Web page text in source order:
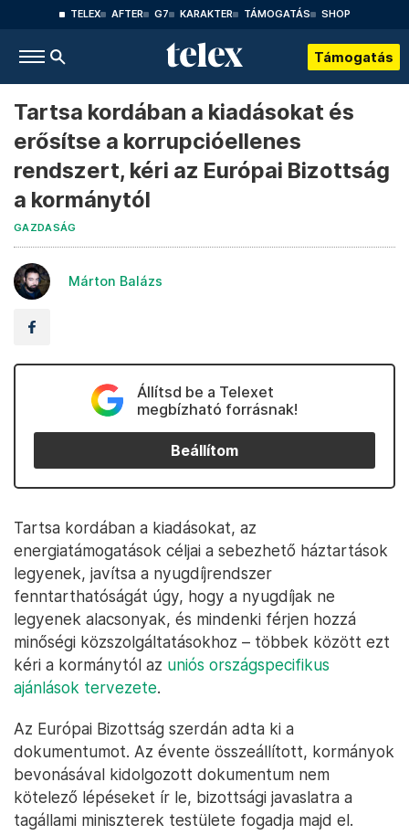
TELEX AFTER G7 KARAKTER TÁMOGATÁS SHOP
Támogatás
Tartsa kordában a kiadásokat és
erősítse a korrupcióellenes
rendszert, kéri az Európai Bizottság
a kormánytól
GAZDASÁG
Márton Balázs
Állítsd be a Telexet
megbízható forrásnak!
Beállítom
Tartsa kordában a kiadásokat, az
energiatámogatások céljai a sebezhető háztartások
legyenek, javítsa a nyugdíjrendszer
fenntarthatóságát úgy, hogy a nyugdíjak ne
legyenek alacsonyak, és mindenki férjen hozzá
minőségi közszolgáltatásokhoz – többek között ezt
kéri a kormánytól az uniós országspecifikus
ajánlások tervezete.
Az Európai Bizottság szerdán adta ki a
dokumentumot. Az évente összeállított, kormányok
bevonásával kidolgozott dokumentum nem
kötelező lépéseket ír le, bizottsági javaslatra a
tagállami miniszterek testülete fogadja majd el.